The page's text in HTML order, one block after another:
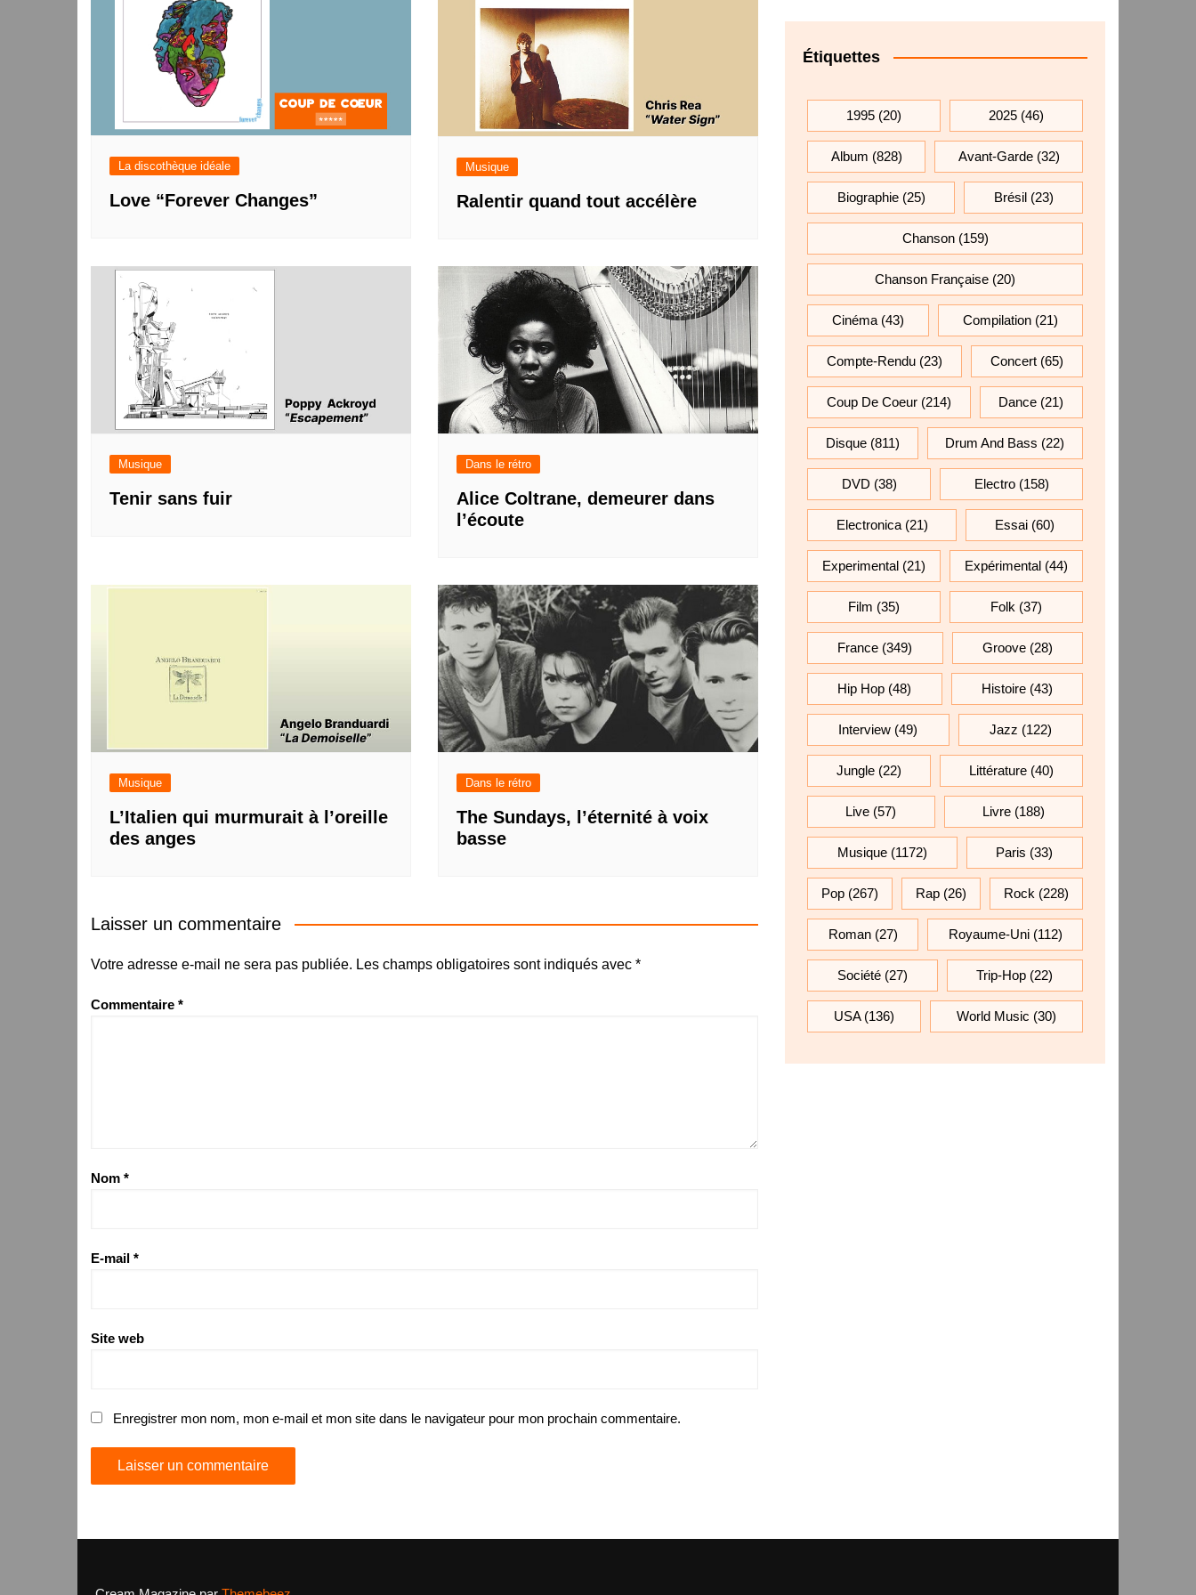
La discothèque idéale
Love “Forever Changes”
Musique
Ralentir quand tout accélère
Musique
Tenir sans fuir
Dans le rétro
Alice Coltrane, demeurer dans
l’écoute
Musique
L’Italien qui murmurait à l’oreille
des anges
Dans le rétro
The Sundays, l’éternité à voix
basse
Laisser un commentaire
Votre adresse e-mail ne sera pas publiée. Les champs obligatoires sont indiqués avec *
Commentaire *
Nom *
E-mail *
Site web
Enregistrer mon nom, mon e-mail et mon site dans le navigateur pour mon prochain commentaire.
Étiquettes
1995 (20) 2025 (46)
Album (828) Avant-Garde(32)
Biographie(25) Brésil(23)
Chanson(159)
Chanson Française (20)
Cinéma (43) Compilation (21)
Compte-Rendu (23) Concert (65)
Coup De Coeur(214) Dance (21)
Disque(811) Drum And Bass (22)
DVD (38) Electro(158)
Electronica(21) Essai(60)
Experimental (21) Expérimental (44)
Film (35) Folk (37)
France (349) Groove(28)
Hip Hop (48) Histoire(43)
Interview (49) Jazz (122)
Jungle (22) Littérature (40)
Live (57) Livre(188)
Musique(1172) Paris (33)
Pop (267) Rap (26) Rock (228)
Roman(27) Royaume-Uni(112)
Société(27) Trip-Hop (22)
USA(136) World Music (30)